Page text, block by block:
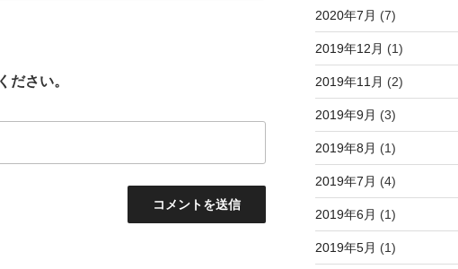
ださい。
2020年7月 (7)
2019年12月 (1)
2019年11月 (2)
2019年9月 (3)
2019年8月 (1)
2019年7月 (4)
2019年6月 (1)
2019年5月 (1)